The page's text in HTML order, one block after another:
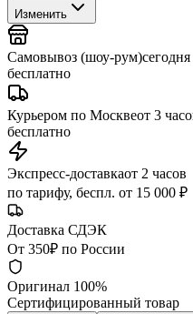
Изменить
Самовывоз (шоу-рум)сегодня
бесплатно
Курьером по Москвеот 3
бесплатно
Экспресс-доставкаот 2 часов
по тарифу, беспл. от 15 000 ₽
Доставка СДЭК
От 350₽ по России
Оригинал 100%
Сертифицированный товар